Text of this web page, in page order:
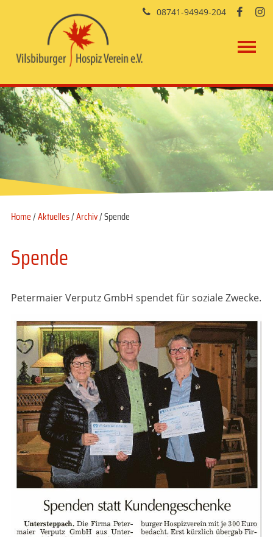
Home/Aktuelles/Archiv/ Spende
Spende
Petermaier Verputz GmbH spendet für soziale Zwecke.
08741-94949-204  